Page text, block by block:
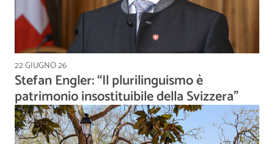
22 GIUGNO 26
Stefan Engler: “Il plurilinguismo è
patrimonio insostituibile della Svizzera”